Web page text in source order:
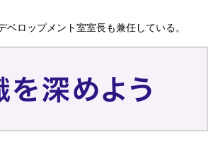
ロップメント室室長も兼任している。